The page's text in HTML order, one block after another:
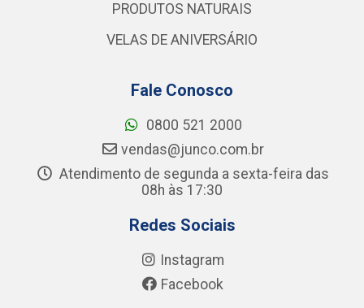
PRODUTOS NATURAIS
VELAS DE ANIVERSÁRIO
Fale Conosco
0800 521 2000
vendas@junco.com.br
Atendimento de segunda a sexta-feira das
08h às 17:30
Redes Sociais
Instagram
Facebook